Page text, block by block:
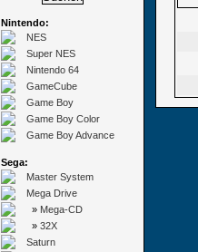
Nintendo:
NES
Super NES
Nintendo 64
GameCube
Game Boy
Game Boy Color
Game Boy Advance
Sega:
Master System
Mega Drive
» Mega-CD
» 32X
Saturn